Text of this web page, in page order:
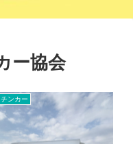
ー協会
ンカー